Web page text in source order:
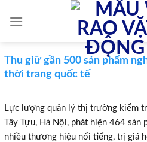
Thu giữ gần 500 sản phẩm
thời trang quốc tế
Lực lượng quản lý thị trường kiểm
Tây Tựu, Hà Nội, phát hiện 464
nhiều thương hiệu nổi tiếng, trị giá